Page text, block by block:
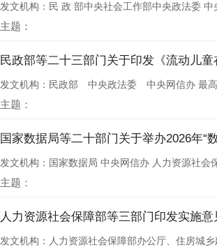
发文机构：民 政 部中央社会工作部中央政法委
主题：
民政部等二十三部门关于印发《流动儿
发文机构：民政部 中央政法委 中央网信办
主题：
国家数据局等二十部门关于举办2026年“
发文机构：国家数据局 中央网信办 人力资源社
主题：
人力资源社会保障部等三部门印发实施
发文机构：人力资源社会保障部办公厅、住房城